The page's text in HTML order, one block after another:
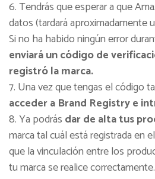
Tendrás que esperar a que
datos (tardará aproximadamente
Si no ha habido ningún error
enviará un código de
registró la marca.
Una vez que tengas el código
acceder a Brand Registry e
Ya podrás dar de alta tus
marca tal cuál está registrada en
que la vinculación entre los
tu marca se realice correctamente.